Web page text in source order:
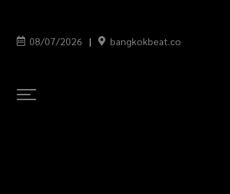
08/07/2026 bangkokbeat.co